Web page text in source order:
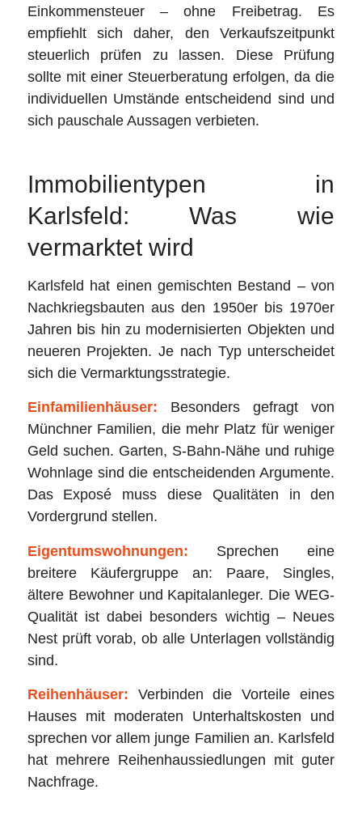
Einkommensteuer – ohne Freibetrag. Es
empfiehlt sich daher, den Verkaufszeitpunkt
steuerlich prüfen zu lassen. Diese Prüfung
sollte mit einer Steuerberatung erfolgen, da die
individuellen Umstände entscheidend sind und
sich pauschale Aussagen verbieten.
Immobilientypen in
Karlsfeld: Was wie
vermarktet wird
Karlsfeld hat einen gemischten Bestand – von
Nachkriegsbauten aus den 1950er bis 1970er
Jahren bis hin zu modernisierten Objekten und
neueren Projekten. Je nach Typ unterscheidet
sich die Vermarktungsstrategie.
Einfamilienhäuser: Besonders gefragt von
Münchner Familien, die mehr Platz für weniger
Geld suchen. Garten, S-Bahn-Nähe und ruhige
Wohnlage sind die entscheidenden Argumente.
Das Exposé muss diese Qualitäten in den
Vordergrund stellen.
Eigentumswohnungen: Sprechen eine
breitere Käufergruppe an: Paare, Singles,
ältere Bewohner und Kapitalanleger. Die WEG-
Qualität ist dabei besonders wichtig – Neues
Nest prüft vorab, ob alle Unterlagen vollständig
sind.
Reihenhäuser: Verbinden die Vorteile eines
Hauses mit moderaten Unterhaltskosten und
sprechen vor allem junge Familien an. Karlsfeld
hat mehrere Reihenhaussiedlungen mit guter
Nachfrage.